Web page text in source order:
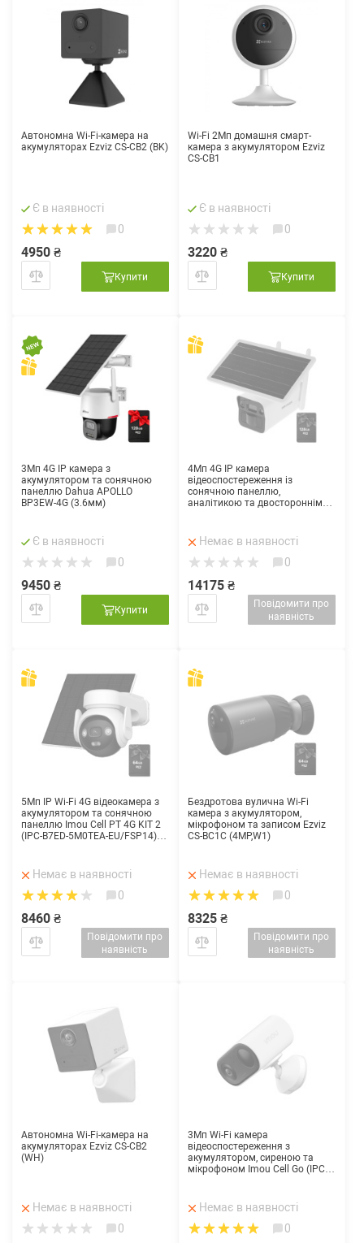
Автономна Wi-Fi-камера на
акумуляторах Ezviz CS-CB2 (BK)
Є в наявності
0
4950 ₴
Купити
Wi-Fi 2Мп домашня смарт-
камера з акумулятором Ezviz
CS-CB1
Є в наявності
0
3220 ₴
Купити
3Мп 4G IP камера з
акумулятором та сонячною
панеллю Dahua APOLLO
BP3EW-4G (3.6мм)
Є в наявності
0
9450 ₴
Купити
4Мп 4G IP камера
відеоспостереження із
сонячною панеллю,
аналітикою та двостороннім
(4мм)Немає в наявності
0
14175 ₴
Повідомити про
наявність
5Мп IP Wi-Fi 4G відеокамера з
акумулятором та сонячною
панеллю Imou Cell PT 4G KIT 2
(IPC-B7ED-5M0TEA-EU/FSP14)
Немає в наявності
0
8460 ₴
Повідомити про
наявність
Бездротова вулична Wi-Fi
камера з акумулятором,
мікрофоном та записом Ezviz
CS-BC1C (4MP,W1)
Немає в наявності
0
8325 ₴
Повідомити про
наявність
Автономна Wi-Fi-камера на
акумуляторах Ezviz CS-CB2
(WH)
Немає в наявності
0
3Мп Wi-Fi камера
відеоспостереження з
акумулятором, сиреною та
мікрофоном Imou Cell Go (IPC-
Немає в наявності
0